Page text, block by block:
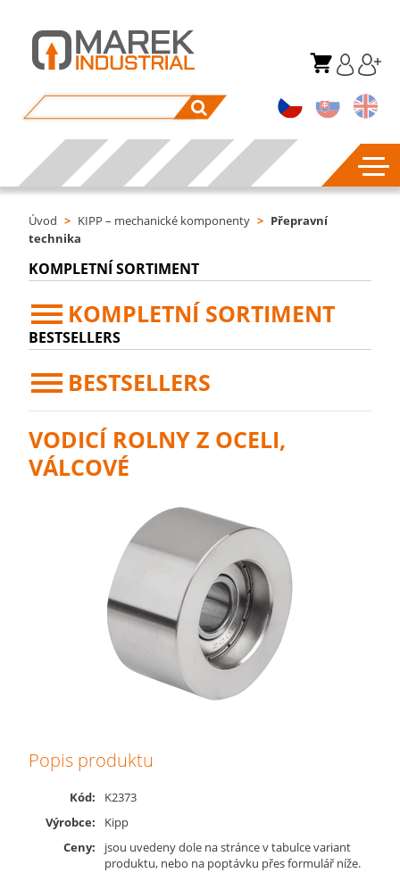
Úvod > KIPP – mechanické komponenty > Přepravní
technika
KOMPLETNÍ SORTIMENT
KOMPLETNÍ SORTIMENT
BESTSELLERS
BESTSELLERS
VODICÍ ROLNY Z OCELI,
VÁLCOVÉ
Popis produktu
Kód:
K2373
Výrobce:
Kipp
Ceny:
jsou uvedeny dole na stránce v tabulce variant
produktu, nebo na poptávku přes formulář níže.